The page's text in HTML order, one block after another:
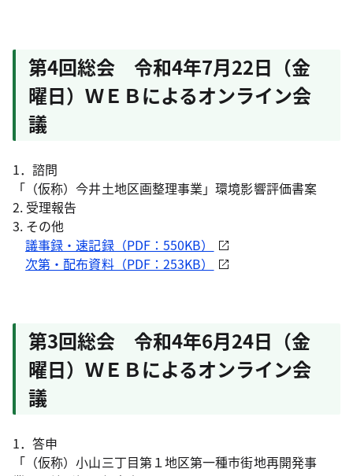
第4回総会 令和4年7月22日（金
曜日）ＷＥＢによるオンライン会
議
1．諮問
「（仮称）今井土地区画整理事業」環境影響評価書案
2. 受理報告
3. その他
議事録・速記録（PDF：550KB）
次第・配布資料（PDF：253KB）
第3回総会 令和4年6月24日（金
曜日）ＷＥＢによるオンライン会
議
1．答申
「（仮称）小山三丁目第１地区第一種市街地再開発事